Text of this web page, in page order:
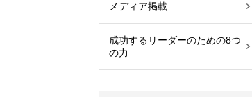
メディア掲載
成功するリーダーのための8つ
の力